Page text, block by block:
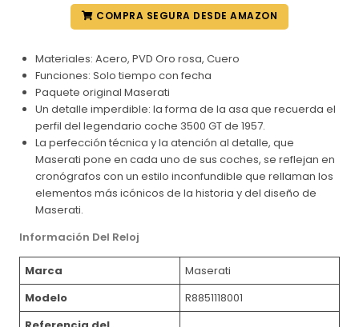
COMPRA SEGURA DESDE AMAZON
Materiales: Acero, PVD Oro rosa, Cuero
Funciones: Solo tiempo con fecha
Paquete original Maserati
Un detalle imperdible: la forma de la asa que recuerda el
perfil del legendario coche 3500 GT de 1957.
La perfección técnica y la atención al detalle, que
Maserati pone en cada uno de sus coches, se reflejan en
cronógrafos con un estilo inconfundible que rellaman los
elementos más icónicos de la historia y del diseño de
Maserati.
Información Del Reloj
Marca
Maserati
Modelo
R8851118001